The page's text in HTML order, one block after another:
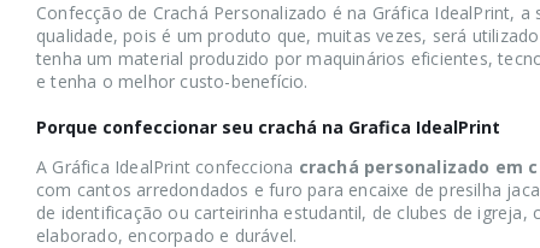
Confecção de Crachá Personalizado é na Gráfica IdealPrint,
qualidade, pois é um produto que, muitas vezes, será
tenha um material produzido por maquinários eficientes,
e tenha o melhor custo-benefício.
Porque confeccionar seu crachá na Grafica IdealPrint
A Gráfica IdealPrint confecciona crachá personalizado em
com cantos arredondados e furo para encaixe de presilha
de identificação ou carteirinha estudantil, de clubes de
elaborado, encorpado e durável.